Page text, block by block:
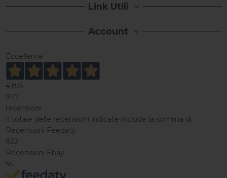
Link Utili
Account
Eccellente
4,8/5
977
recensioni
Il totale delle recensioni indicate include la somma di:
Recensioni Feedaty
922
Recensioni Ebay
55